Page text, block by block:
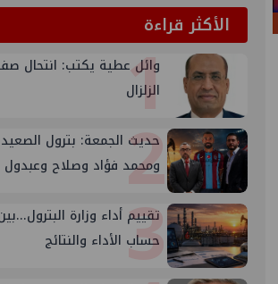
الأكثر قراءة
1
وائل عطية يكتب: انتحال
الزلزال
2
حديث الجمعة: بترول الصعيد
ومحمد فؤاد وصلاح وعبدول
3
تقييم أداء وزارة
حساب الأداء والنتائج